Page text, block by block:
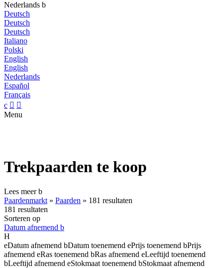
Nederlands b
Deutsch
Deutsch
Deutsch
Italiano
Polski
English
English
Nederlands
Español
Français
c  
Menu
Trekpaarden te koop
Lees meerb
Paardenmarkt » Paarden » 181 resultaten
181 resultaten
Sorteren op
Datum afnemend b
H
eDatum afnemend bDatum toenemend ePrijs toenemend bPrijs
afnemend eRas toenemend bRas afnemend eLeeftijd toenemend
bLeeftijd afnemend eStokmaat toenemend bStokmaat afnemend